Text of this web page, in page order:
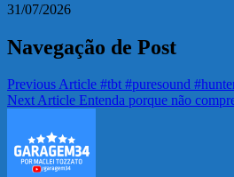
31/07/2026
Navegação de Post
Previous Article #tbt #puresound
Next Article Entenda porque não